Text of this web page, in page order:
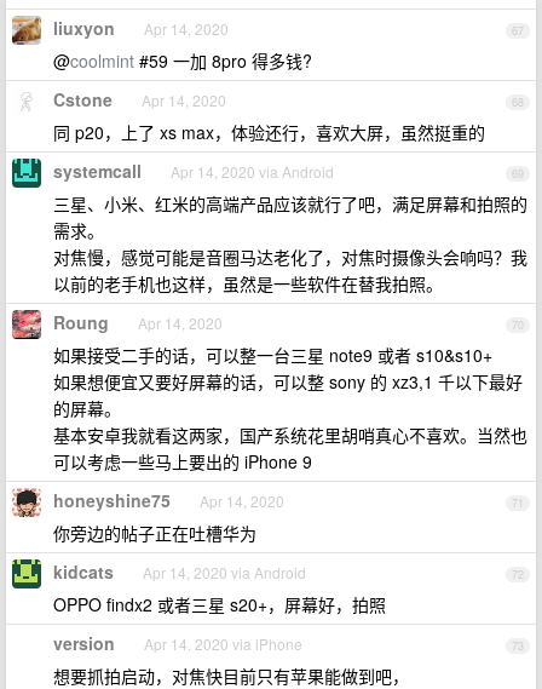
67
liuxyon Apr 14, 2020
@coolmint #59 一加 8pro 得多钱?
68
Cstone Apr 14, 2020
同 p20，上了 xs max，体验还行，喜欢大屏，虽然挺重的
69
systemcall Apr 14, 2020 via Android
三星、小米、红米的高端产品应该就行了吧，满足屏幕和拍照的
需求。
对焦慢，感觉可能是音圈马达老化了，对焦时摄像头会响吗？我
以前的老手机也这样，虽然是一些软件在替我拍照。
70
Roung Apr 14, 2020
如果接受二手的话，可以整一台三星 note9 或者 s10&s10+
如果想便宜又要好屏幕的话，可以整 sony 的 xz3,1 千以下最好
的屏幕。
基本安卓我就看这两家，国产系统花里胡哨真心不喜欢。当然也
可以考虑一些马上要出的 iPhone 9
71
honeyshine75 Apr 14, 2020
你旁边的帖子正在吐槽华为
72
kidcats Apr 14, 2020 via Android
OPPO findx2 或者三星 s20+，屏幕好，拍照
73
version Apr 14, 2020 via iPhone
想要抓拍启动，对焦快目前只有苹果能做到吧，